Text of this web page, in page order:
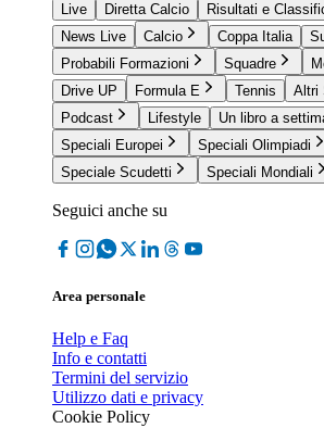
Live
Diretta Calcio
Risultati e
News Live
Calcio Coppa Italia
Probabili Formazioni
Squadre
Drive UP
Formula E Tennis Altri
Podcast
Lifestyle
Un libro a
Speciali Europei
Speciali Olimpiadi
Speciale Scudetti
Speciali Mondiali
Seguici anche su
Area personale
Help e Faq
Info e contatti
Termini del servizio
Utilizzo dati e privacy
Cookie Policy